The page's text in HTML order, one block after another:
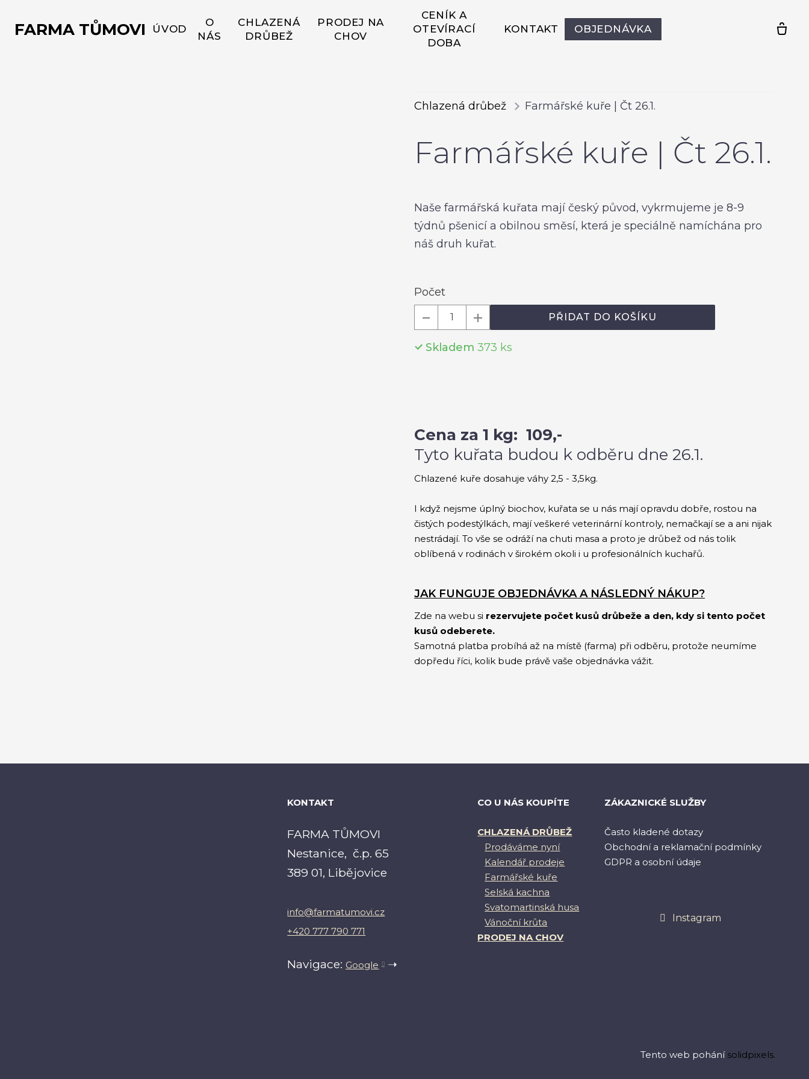
FARMA TŮMOVI ÚVOD
O
NÁS
CHLAZENÁ
DRŮBEŽ
PRODEJ NA
CHOV
CENÍK A
OTEVÍRACÍ
DOBA
KONTAKT OBJEDNÁVKA
Chlazená drůbež Farmářské kuře | Čt 26.1.
Farmářské kuře | Čt 26.1.
Naše farmářská kuřata mají český původ, vykrmujeme je 8-9
týdnů pšenicí a obilnou směsí, která je speciálně namíchána pro
náš druh kuřat.
Počet
PŘIDAT DO KOŠÍKU
Skladem 373 ks
Cena za 1 kg: 109,-
Tyto kuřata budou k odběru dne 26.1.
Chlazené kuře dosahuje váhy 2,5 - 3,5kg.
I když nejsme úplný biochov, kuřata se u nás mají opravdu dobře, rostou na
čistých podestýlkách, mají veškeré veterinární kontroly, nemačkají se a ani nijak
nestrádají. To vše se odráží na chuti masa a proto je drůbež od nás tolik
oblíbená v rodinách v širokém okoli i u profesionálních kuchařů.
JAK FUNGUJE OBJEDNÁVKA A NÁSLEDNÝ NÁKUP?
Zde na webu si rezervujete počet kusů drůbeže a den, kdy si tento počet
kusů odeberete.
Samotná platba probíhá až na místě (farma) při odběru, protože neumíme
dopředu říci, kolik bude právě vaše objednávka vážit.
KONTAKT
FARMA TŮMOVI
Nestanice, č.p. 65
389 01, Libějovice
info@farmatumovi.cz
+420 777 790 771
Navigace: Google ➝
CO U NÁS KOUPÍTE
CHLAZENÁ DRŮBEŽ
Prodáváme nyní
Kalendář prodeje
Farmářské kuře
Selská kachna
Svatomartinská husa
Vánoční krůta
PRODEJ NA CHOV
ZÁKAZNICKÉ SLUŽBY
Často kladené dotazy
Obchodní a reklamační podmínky
GDPR a osobní údaje
Instagram
Tento web pohání solidpixels.